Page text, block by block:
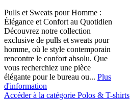
Pulls et Sweats pour Homme :
Élégance et Confort au Quotidien
Découvrez notre collection
exclusive de pulls et sweats pour
homme, où le style contemporain
rencontre le confort absolu. Que
vous recherchiez une pièce
élégante pour le bureau ou... Plus
d'information
Accéder à la catégorie Polos & T-shirts